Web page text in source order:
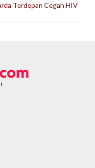
Terdepan Cegah HIV